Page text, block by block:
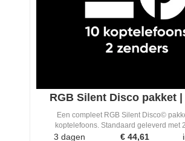
RGB Silent Disco pakket |
Een compleet RGB Silent Disco©
koptelefoons. Standaard geleverd met
3 dagen € 44,61